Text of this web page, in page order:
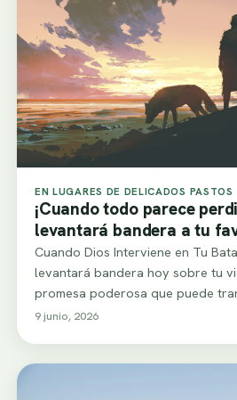
EN LUGARES DE DELICADOS PASTOS
¡Cuando todo parece
levantará bandera a tu
Cuando Dios Interviene en Tu
levantará bandera hoy sobre tu
promesa poderosa que puede
9 junio, 2026